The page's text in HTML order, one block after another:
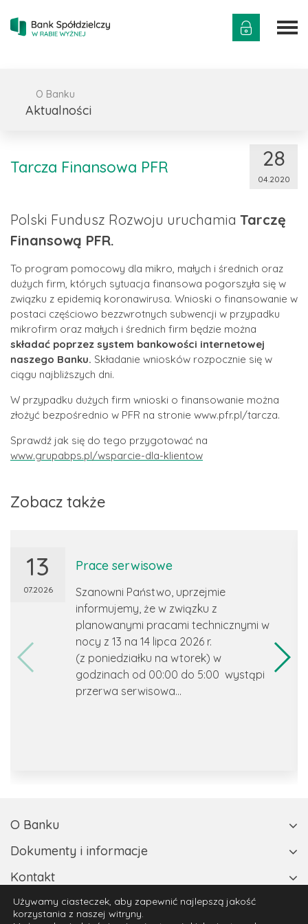
O Banku
Aktualności
Tarcza Finansowa PFR 28
04.2020
Polski Fundusz Rozwoju uruchamia Tarczę
Finansową PFR.
To program pomocowy dla mikro, małych i średnich oraz
dużych firm, których sytuacja finansowa pogorszyła się w
związku z epidemią koronawirusa. Wnioski o finansowanie w
postaci częściowo bezzwrotnych subwencji w przypadku
mikrofirm oraz małych i średnich firm będzie można
składać poprzez system bankowości internetowej
naszego Banku. Składanie wniosków rozpocznie się w
ciągu najbliższych dni.
W przypadku dużych firm wnioski o finansowanie można
złożyć bezpośrednio w PFR na stronie www.pfr.pl/tarcza.
Sprawdź jak się do tego przygotować na
www.grupabps.pl/wsparcie-dla-klientow
Zobacz także
13
07.2026
Prace serwisowe
Szanowni Państwo, uprzejmie
informujemy, że w związku z
planowanymi pracami technicznymi w
nocy z 13 na 14 lipca 2026 r.
(z poniedziałku na wtorek) w
godzinach od 00:00 do 5:00 wystąpi
przerwa serwisowa...
O Banku
Dokumenty i informacje
Kontakt
Skontaktuj się z nami
Używamy ciasteczek, aby zapewnić najlepszą jakość
korzystania z naszej witryny.